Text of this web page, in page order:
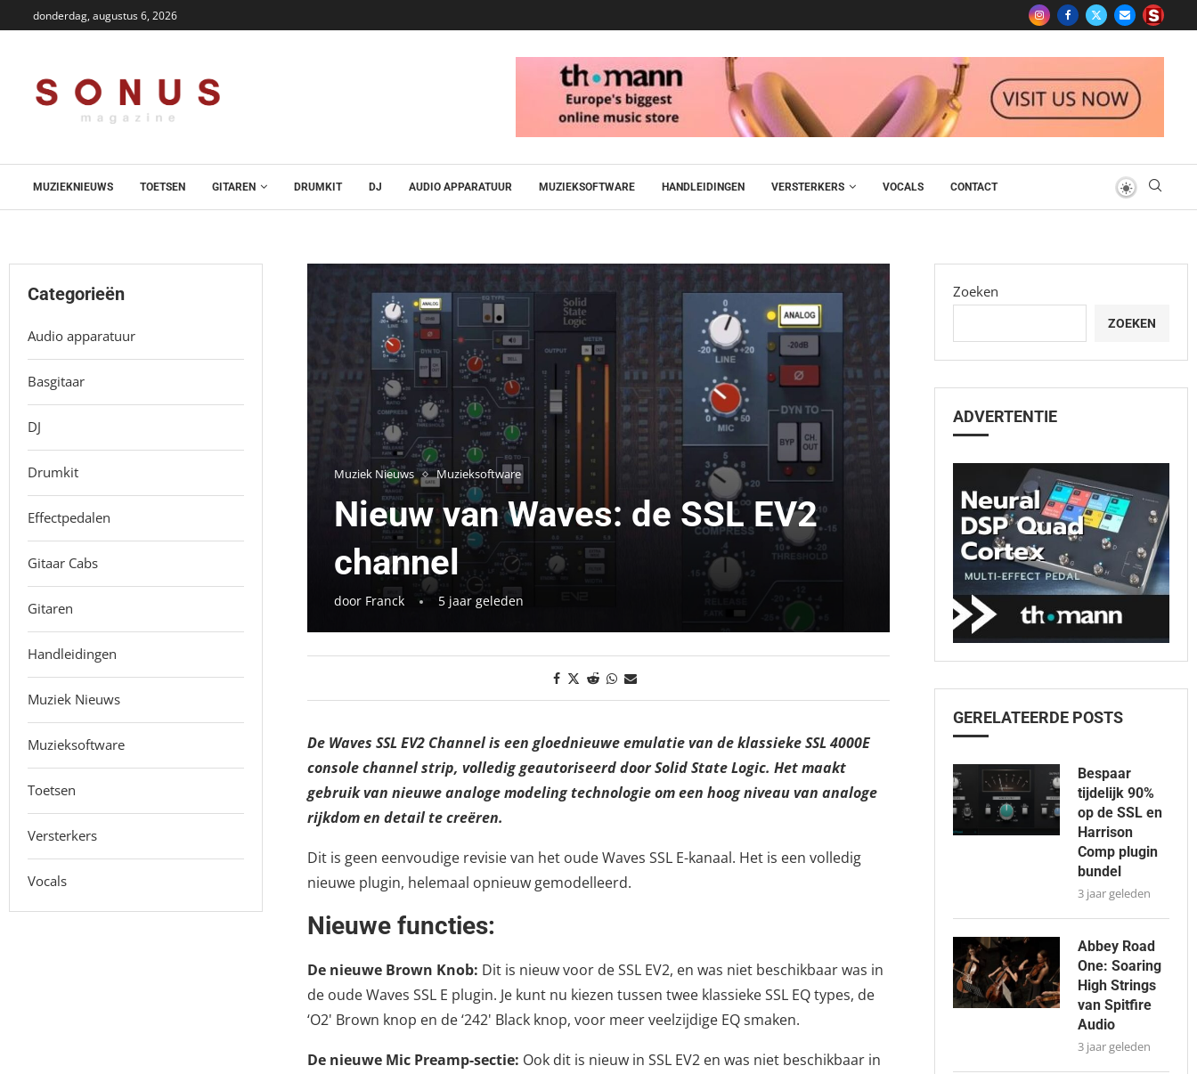
donderdag, augustus 6, 2026
MUZIEKNIEUWS TOETSEN GITAREN DRUMKIT DJ AUDIO APPARATUUR MUZIEKSOFTWARE HANDLEIDINGEN VERSTERKERS VOCALS CONTACT
Muziek Nieuws Muzieksoftware
Nieuw van Waves: de SSL EV2
channel
door Franck 5 jaar geleden
De Waves SSL EV2 Channel is een gloednieuwe emulatie van de klassieke SSL 4000E
console channel strip, volledig geautoriseerd door Solid State Logic. Het maakt
gebruik van nieuwe analoge modeling technologie om een hoog niveau van analoge
rijkdom en detail te creëren.
Dit is geen eenvoudige revisie van het oude Waves SSL E-kanaal. Het is een volledig
nieuwe plugin, helemaal opnieuw gemodelleerd.
Nieuwe functies:
De nieuwe Brown Knob: Dit is nieuw voor de SSL EV2, en was niet beschikbaar was in
de oude Waves SSL E plugin. Je kunt nu kiezen tussen twee klassieke SSL EQ types, de
‘O2' Brown knop en de ‘242' Black knop, voor meer veelzijdige EQ smaken.
De nieuwe Mic Preamp-sectie: Ook dit is nieuw in SSL EV2 en was niet beschikbaar in
Zoeken
ZOEKEN
ADVERTENTIE
GERELATEERDE POSTS
Bespaar
tijdelijk 90%
op de SSL en
Harrison
Comp plugin
bundel
3 jaar geleden
Abbey Road
One: Soaring
High Strings
van Spitfire
Audio
3 jaar geleden
Categorieën
Audio apparatuur
Basgitaar
DJ
Drumkit
Effectpedalen
Gitaar Cabs
Gitaren
Handleidingen
Muziek Nieuws
Muzieksoftware
Toetsen
Versterkers
Vocals